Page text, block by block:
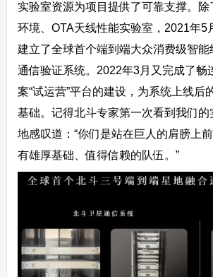
实验室资源为项目提供了可靠支撑。
环境、OTA天线性能实验室，2021年5
建立了全球首个端到端大众消费级智能
通信验证系统。2022年3月又完成了畅
案“试运营”平台的建设，为系统上线后
基础。记得北斗专家第一次看到我们的
地感叹道：“你们是站在巨人的肩膀上
有雄厚基础、值得信赖的队伍。”